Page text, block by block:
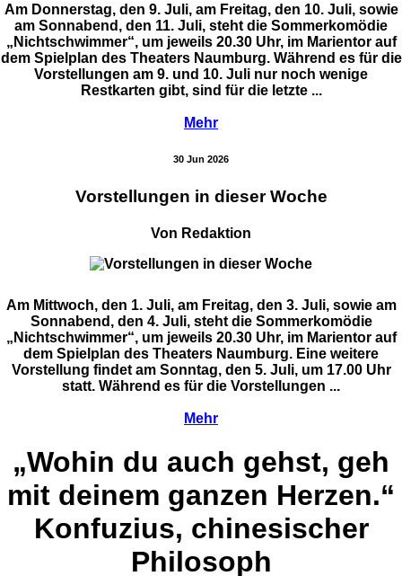
Am Donnerstag, den 9. Juli, am Freitag, den 10. Juli, sowie
am Sonnabend, den 11. Juli, steht die Sommerkomödie
„Nichtschwimmer“, um jeweils 20.30 Uhr, im Marientor auf
dem Spielplan des Theaters Naumburg. Während es für die
Vorstellungen am 9. und 10. Juli nur noch wenige
Restkarten gibt, sind für die letzte ...
Mehr
30 Jun 2026
Vorstellungen in dieser Woche
Von Redaktion
Am Mittwoch, den 1. Juli, am Freitag, den 3. Juli, sowie am
Sonnabend, den 4. Juli, steht die Sommerkomödie
„Nichtschwimmer“, um jeweils 20.30 Uhr, im Marientor auf
dem Spielplan des Theaters Naumburg. Eine weitere
Vorstellung findet am Sonntag, den 5. Juli, um 17.00 Uhr
statt. Während es für die Vorstellungen ...
Mehr
„Wohin du auch gehst, geh
mit deinem ganzen Herzen.“
Konfuzius, chinesischer
Philosoph